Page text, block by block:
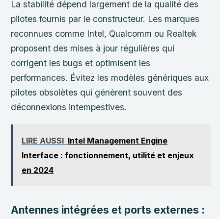
La stabilité dépend largement de la qualité des
pilotes fournis par le constructeur. Les marques
reconnues comme Intel, Qualcomm ou Realtek
proposent des mises à jour régulières qui
corrigent les bugs et optimisent les
performances. Évitez les modèles génériques aux
pilotes obsolètes qui génèrent souvent des
déconnexions intempestives.
LIRE AUSSI Intel Management Engine
Interface : fonctionnement, utilité et enjeux
en 2024
Antennes intégrées et ports externes :